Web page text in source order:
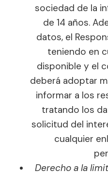
sociedad de la
de 14 años.
datos, el
teniendo en
disponible y el
deberá adoptar
informar a los
tratando los
solicitud del
cualquier
Derecho a la